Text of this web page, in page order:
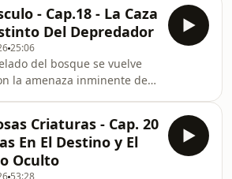
mundo vampírico. Sin
la calma es engañosa.
Infierno, un lugar donde
de las almas no es una
sino un proceso
doloroso y abrumador.
la magnitud de la
comprender las verdaderas
del Diablo, Lestat colapsa
y
- Cap.18 - La Caza
Del Depredador
25:06
del bosque se vuelve
la amenaza inminente de
nómadas —James, Victoria y
se cruza directamente con
Cullen en el claro. Bastan
Criaturas - Cap. 20
En El Destino y El
Oculto
53:28